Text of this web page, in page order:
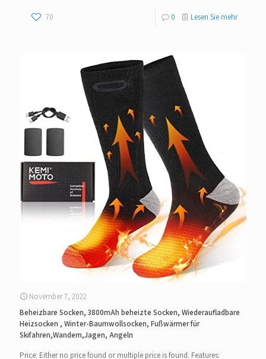
70 0 Lesen Sie mehr
November 7, 2022
Beheizbare Socken, 3800mAh beheizte Socken, Wiederaufladbare
Heizsocken , Winter-Baumwollsocken, Fußwärmer für
Skifahren,Wandern,Jagen, Angeln
Price: Either no price found or multiple price is found. Features: